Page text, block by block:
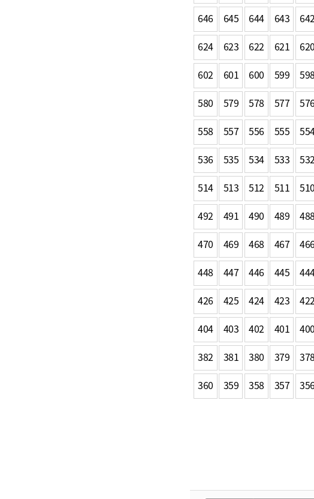
646
645 644 643 642
624
623 622 621 620
602
601 600 599 598
580
579 578 577
558
557 556 555
536
535 534 533 532
514
513 512 511 510
492
491 490 489 488
470
469 468 467
448
447 446 445
426
425 424 423 422
404
403 402 401 400
382
381 380 379 378
360
359 358 357